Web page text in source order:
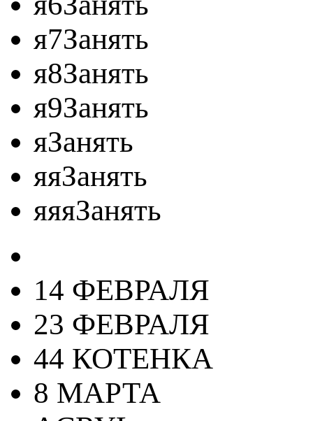
я7Занять
я8Занять
я9Занять
яЗанять
яяЗанять
яяяЗанять
14 ФЕВРАЛЯ
23 ФЕВРАЛЯ
44 КОТЕНКА
8 МАРТА